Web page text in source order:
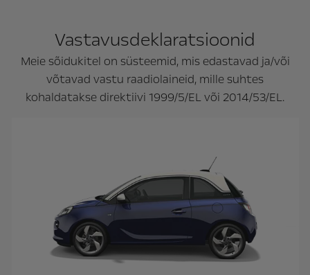
Vastavusdeklaratsioonid
Meie sõidukitel on süsteemid, mis edastavad ja/või
võtavad vastu raadiolaineid, mille suhtes
kohaldatakse direktiivi 1999/5/EL või 2014/53/EL.